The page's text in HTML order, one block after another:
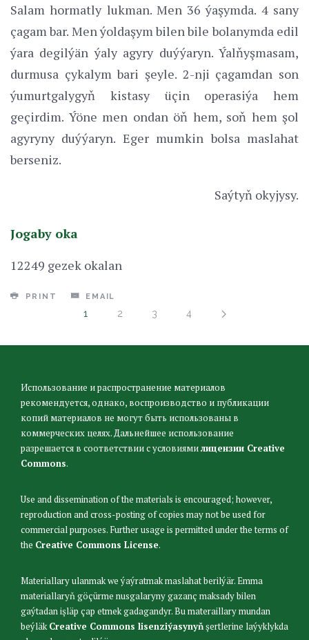
Salam hormatly lukman. Men 36 ýaşymda. 4 sany
çagam bar. Men ýoldaşym bilen bile bolanymda edil
ýara degilýän ýaly agyry duýýaryn. Ýalňyşmasam,
durmusa çykalym bari şeyle. 2-nji çagamdan son
ýumurtgalygyň kistasy üçin operasiýa hem
geçirdim. Ýöne men ondan öň hem, soň hem şol
agyryny duýýaryn. Eger mumkin bolsa maslahat
berseniz.
Saýtyň okyjysy.
Jogaby oka
12249 gezek okalan
PRINT EMAIL
1 2 3 4
Использование и распространение материалов
рекомендуется, однако, воспроизводство и публикации
копий материалов не могут быть использованы в
коммерческих целях. Дальнейшее использование
разрешается в соответствии с условиямилицензии Creative
Commons.
Use and dissemination of the materials is encouraged; however,
reproduction and cross-posting of copies may not be used for
commercial purposes. Further usage is permitted under the terms of
the Creative Commons License.
Materiallary ulanmak we ýaýratmak maslahat berilýär. Emma
materiallaryň göçürme nusgalaryny gazanç maksady bilen
gaýtadan işläp çap etmek gadagandyr. Bu materaillary mundan
beýläkCreative Commons lisenziýasynyňşertlerine laýyklykda